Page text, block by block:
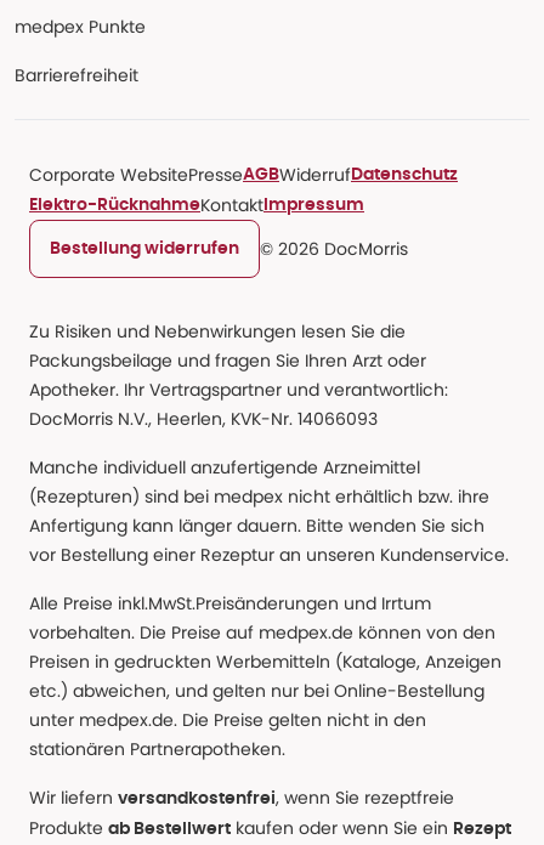
medpex Punkte
Barrierefreiheit
Corporate WebsitePresseAGBWiderruf Datenschutz
Elektro-RücknahmeKontakt Impressum
Bestellung widerrufen © 2026 DocMorris
Zu Risiken und Nebenwirkungen lesen Sie die
Packungsbeilage und fragen Sie Ihren Arzt oder
Apotheker. Ihr Vertragspartner und verantwortlich:
DocMorris N.V., Heerlen, KVK-Nr. 14066093
Manche individuell anzufertigende Arzneimittel
(Rezepturen) sind bei medpex nicht erhältlich bzw. ihre
Anfertigung kann länger dauern. Bitte wenden Sie sich
vor Bestellung einer Rezeptur an unseren Kundenservice.
Alle Preise inkl.MwSt.Preisänderungen und Irrtum
vorbehalten. Die Preise auf medpex.de können von den
Preisen in gedruckten Werbemitteln (Kataloge, Anzeigen
etc.) abweichen, und gelten nur bei Online-Bestellung
unter medpex.de. Die Preise gelten nicht in den
stationären Partnerapotheken.
Wir liefern versandkostenfrei, wenn Sie rezeptfreie
Produkte ab Bestellwert kaufen oder wenn Sie ein Rezept